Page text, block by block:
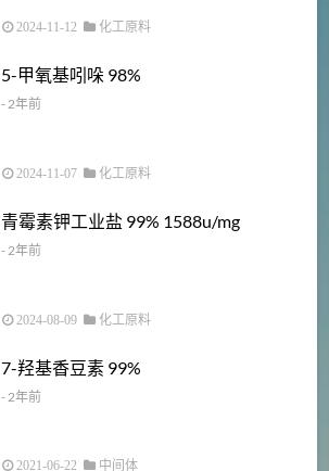
2024-11-12 化工原料
5-甲氧基吲哚 98%
- 2年前
2024-11-07 化工原料
青霉素钾工业盐 99% 1588u/mg
- 2年前
2024-08-09 化工原料
7-羟基香豆素 99%
- 2年前
2021-06-22 中间体